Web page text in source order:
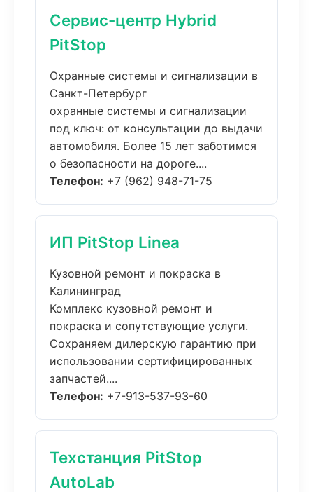
Сервис-центр Hybrid
PitStop
Охранные системы и сигнализации в
Санкт-Петербург
охранные системы и сигнализации
под ключ: от консультации до выдачи
автомобиля. Более 15 лет заботимся
о безопасности на дороге....
Телефон: +7 (962) 948-71-75
ИП PitStop Linea
Кузовной ремонт и покраска в
Калининград
Комплекс кузовной ремонт и
покраска и сопутствующие услуги.
Сохраняем дилерскую гарантию при
использовании сертифицированных
запчастей....
Телефон: +7-913-537-93-60
Техстанция PitStop
AutoLab